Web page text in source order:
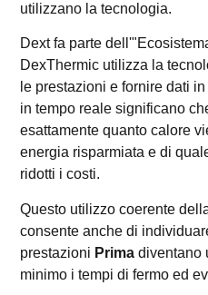
utilizzano la tecnologia.
Dext fa parte
DexThermic utilizza la
le prestazioni e fornire dati
in tempo reale significano
esattamente quanto calore
energia risparmiata e di
ridotti i costi.
Questo utilizzo coerente
consente anche di
prestazioni Prima diventano
minimo i tempi di fermo ed